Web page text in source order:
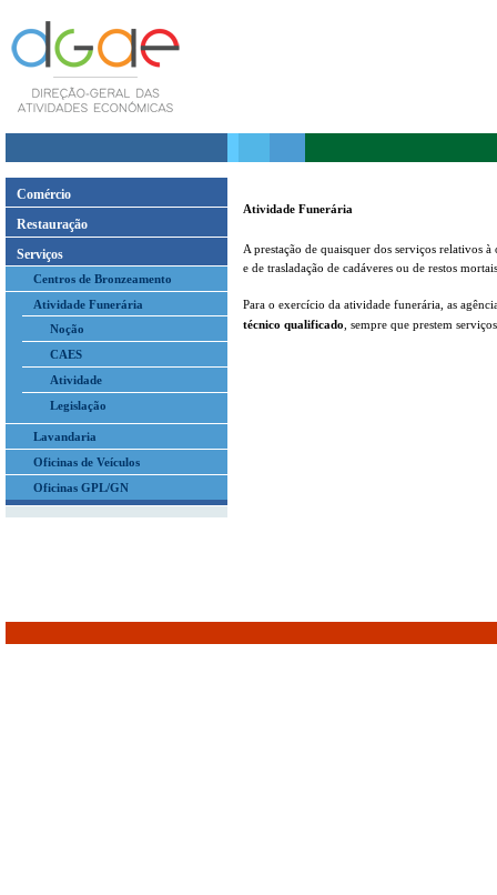
Comércio
Restauração
Serviços
Centros de Bronzeamento
Atividade Funerária
Noção
CAES
Atividade
Legislação
Lavandaria
Oficinas de Veículos
Oficinas GPL/GN
Atividade Funerária
A prestação de quaisquer dos serviços relativos
e de trasladação de cadáveres ou de restos
Para o exercício da atividade funerária, as
técnico qualificado , sempre que prestem